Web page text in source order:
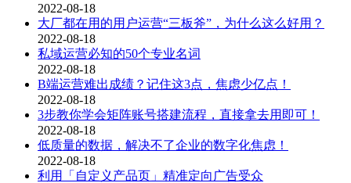
2022-08-18
大厂都在用的用户运营“三板斧”，为什么这么好用？
2022-08-18
私域运营必知的50个专业名词
2022-08-18
B端运营难出成绩？记住这3点，焦虑少亿点！
2022-08-18
3步教你学会矩阵账号搭建流程，直接拿去用即可！
2022-08-18
低质量的数据，解决不了企业的数字化焦虑！
2022-08-18
利用「自定义产品页」精准定向广告受众